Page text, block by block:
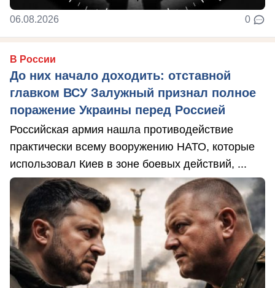
06.08.2026 0
В России
До них начало доходить: отставной
главком ВСУ Залужный признал полное
поражение Украины перед Россией
Российская армия нашла противодействие
практически всему вооружению НАТО, которые
использовал Киев в зоне боевых действий, ...